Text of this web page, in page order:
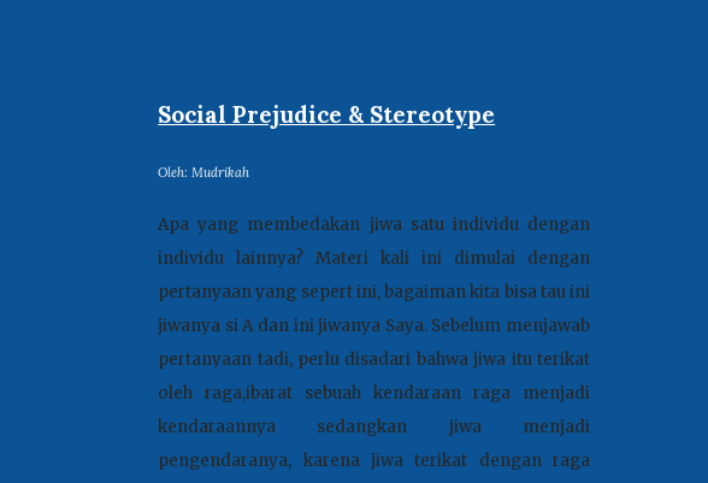
Social Prejudice & Stereotype
Oleh: Mudrikah
Apa yang membedakan jiwa satu individu dengan
individu lainnya? Materi kali ini dimulai dengan
pertanyaan yang sepert ini, bagaiman kita bisa tau ini
jiwanya si A dan ini jiwanya Saya. Sebelum menjawab
pertanyaan tadi, perlu disadari bahwa jiwa itu terikat
oleh raga,ibarat sebuah kendaraan raga menjadi
kendaraannya sedangkan jiwa menjadi
pengendaranya, karena jiwa terikat dengan raga